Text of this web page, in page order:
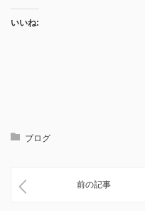
いいね:
ブログ
前の記事